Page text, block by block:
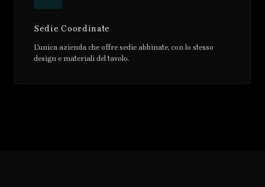
Sedie Coordinate
L'unica azienda che offre sedie abbinate, con lo stesso
design e materiali del tavolo.